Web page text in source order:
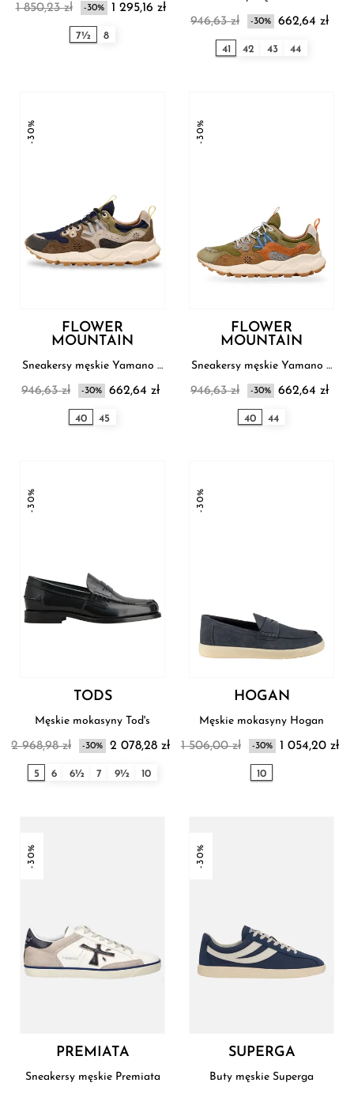
1 850,23 zł -30% 1 295,16 zł
7½ 8
946,63 zł -30% 662,64 zł
41 42 43 44
-30%
FLOWER
MOUNTAIN
Sneakersy męskie Yamano 3
946,63 zł -30% 662,64 zł
40 45
-30%
FLOWER
MOUNTAIN
Sneakersy męskie Yamano 3
946,63 zł -30% 662,64 zł
40 44
-30%
TODS
Męskie mokasyny Tod's
2 968,98 zł -30% 2 078,28 zł
5 6 6½ 7 9½ 10
-30%
HOGAN
Męskie mokasyny Hogan
1 506,00 zł -30% 1 054,20 zł
10
-30%
PREMIATA
Sneakersy męskie Premiata
-30%
SUPERGA
Buty męskie Superga